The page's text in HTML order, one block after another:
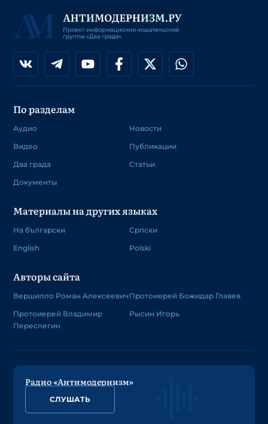
По разделам
Аудио
Видео
Два града
Документы
Новости
Публикации
Статьи
Материалы на других языках
На български
English
Српски
Polski
Авторы сайта
Вершилло Роман Алексеевич
Протоиерей Владимир
Переслегин
Протоиерей Божидар Главев
Рысин Игорь
Радио «Антимодернизм»
СЛУШАТЬ